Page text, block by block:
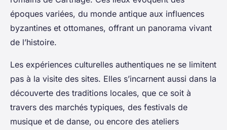
époques variées, du monde antique aux influences
byzantines et ottomanes, offrant un panorama vivant
de l’histoire.
Les expériences culturelles authentiques ne se limitent
pas à la visite des sites. Elles s’incarnent aussi dans la
découverte des traditions locales, que ce soit à
travers des marchés typiques, des festivals de
musique et de danse, ou encore des ateliers